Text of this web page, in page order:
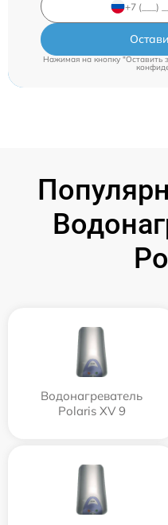
Нажимая на кнопку "Оставить
Водонагреватель
Polaris XV 9